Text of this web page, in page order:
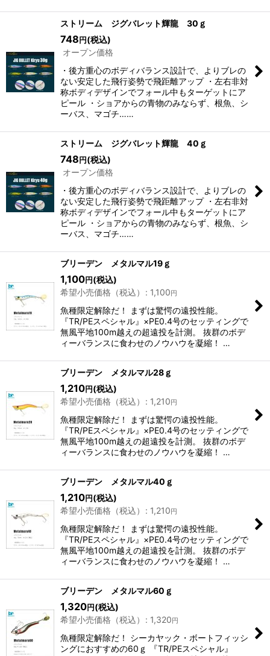
ストリーム ジグバレット輝龍 30ｇ
748 円 (税込)
オープン価格
・後方重心のボディバランス設計で、よりブレの
ない安定した飛行姿勢で飛距離アップ ・左右非対
称ボディデザインでフォール中もターゲットにア
ピール ・ショアからの青物のみならず、根魚、シ
ーバス、マゴチ……
ストリーム ジグバレット輝龍 40ｇ
748 円 (税込)
オープン価格
・後方重心のボディバランス設計で、よりブレの
ない安定した飛行姿勢で飛距離アップ ・左右非対
称ボディデザインでフォール中もターゲットにア
ピール ・ショアからの青物のみならず、根魚、シ
ーバス、マゴチ……
ブリーデン メタルマル19ｇ
1,100円 (税込)
希望小売価格（税込）
: 1,100 円
魚種限定解除だ！ まずは驚愕の遠投性能。
『TR/PEスペシャル』×PE0.4号のセッティングで
無風平地100m越えの超遠投を計測。 抜群のボデ
ィーバランスに食わせのノウハウを凝縮！ …
ブリーデン メタルマル28ｇ
1,210円 (税込)
希望小売価格（税込）
: 1,210 円
魚種限定解除だ！ まずは驚愕の遠投性能。
『TR/PEスペシャル』×PE0.4号のセッティングで
無風平地100m越えの超遠投を計測。 抜群のボデ
ィーバランスに食わせのノウハウを凝縮！ …
ブリーデン メタルマル40ｇ
1,210円 (税込)
希望小売価格（税込）
: 1,210 円
魚種限定解除だ！ まずは驚愕の遠投性能。
『TR/PEスペシャル』×PE0.4号のセッティングで
無風平地100m越えの超遠投を計測。 抜群のボデ
ィーバランスに食わせのノウハウを凝縮！ …
ブリーデン メタルマル60ｇ
1,320円 (税込)
希望小売価格（税込）
: 1,320 円
魚種限定解除だ！ シーカヤック・ボートフィッシ
ングにおすすめの60ｇ 『TR/PEスペシャル』